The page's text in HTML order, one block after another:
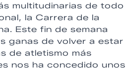
multitudinarias de todo
la Carrera de la
Este fin de semana
ganas de volver a estar
de atletismo más
nos ha concedido unos